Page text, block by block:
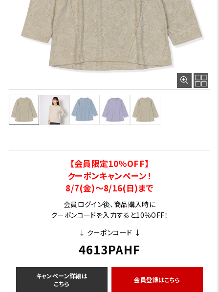
【会員限定10％OFF】
クーポンキャンペーン！
8/7(金)～8/16(日)まで
会員ログイン後、商品購入時に
クーポンコードを入力すると10％OFF！
↓ クーポンコード ↓
4613PAHF
キャンペーン詳細は
こちら
会員登録はこちら